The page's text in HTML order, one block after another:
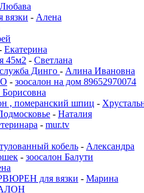
Любава
- Алена
Екатерина
45м2 - Светлана
Динго - Алина Ивановна
- зоосалон на дом 89652970074
, померанский шпиц -
- Наталия
- mur.tv
кобель - Александра
- зоосалон Балути
для вязки - Марина